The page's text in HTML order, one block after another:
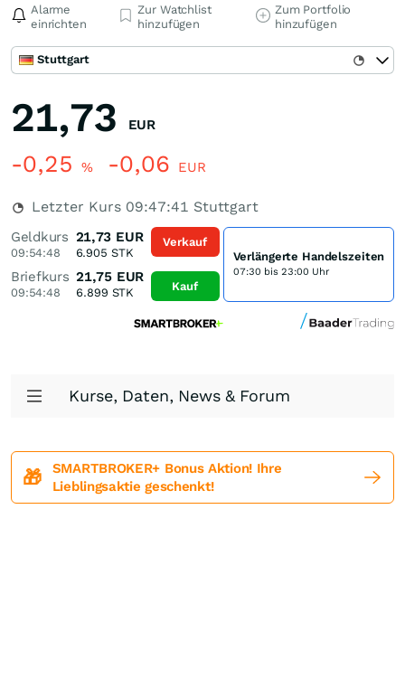
Alarme
einrichten
Zur Watchlist
hinzufügen
Zum Portfolio
hinzufügen
Stuttgart
21,73 EUR
-0,25 % -0,06 EUR
Letzter Kurs 09:47:41 Stuttgart
Geldkurs
09:54:48
21,73 EUR
6.905 STK
Briefkurs
09:54:48
21,75 EUR
6.899 STK
Verkauf
Kauf
Verlängerte Handelszeiten
07:30 bis 23:00 Uhr
Kurse, Daten, News & Forum
🎁
SMARTBROKER+ Bonus Aktion! Ihre
Lieblingsaktie geschenkt!